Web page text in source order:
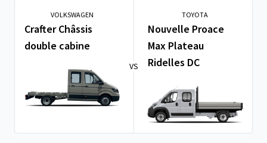
VOLKSWAGEN
Crafter Châssis
double cabine
VS
TOYOTA
Nouvelle Proace
Max Plateau
Ridelles DC